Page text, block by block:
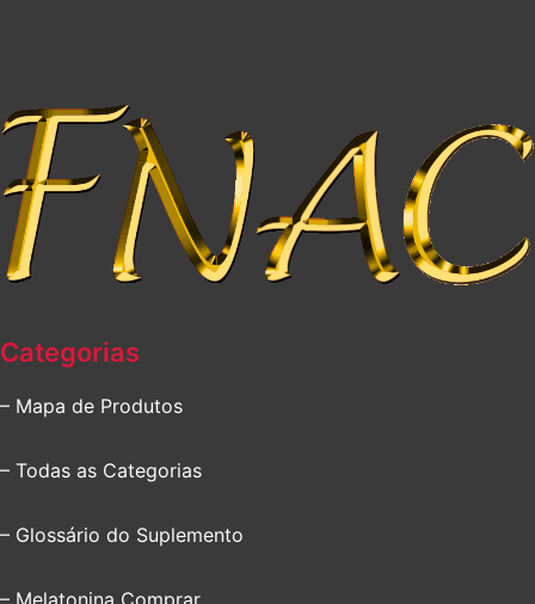
Categorias
– Mapa de Produtos
– Todas as Categorias
– Glossário do Suplemento
– Melatonina Comprar